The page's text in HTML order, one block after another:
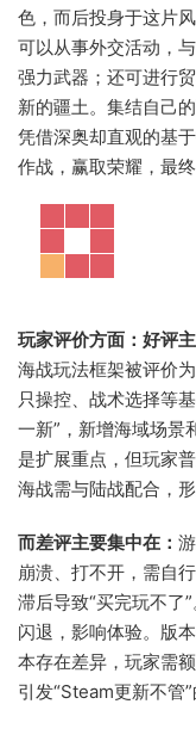
色，而后投身于这片
可以从事外交活动，
强力武器；还可进行
新的疆土。集结自己
凭借深奥却直观的基
作战，赢取荣耀，最
玩家评价方面：好评
海战玩法框架被评价
只操控、战术选择等
一新”，新增海域场景
是扩展重点，但玩家
海战需与陆战配合，形
而差评主要集中在：
崩溃、打不开，需自
滞后导致“买完玩不了
闪退，影响体验。版
本存在差异，玩家需
引发“Steam更新不管”